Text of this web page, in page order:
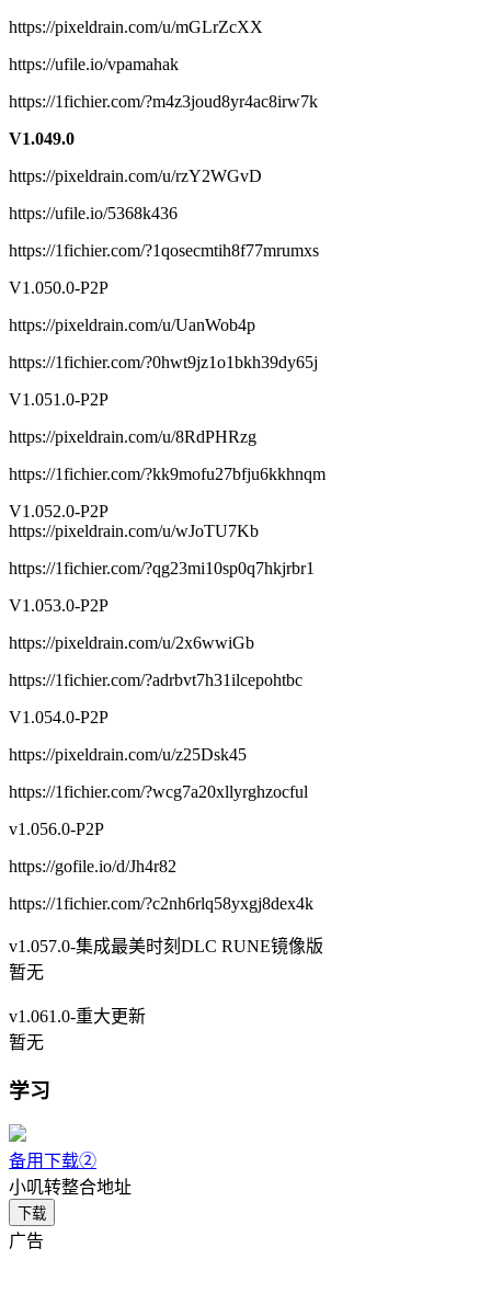
选择。
可即时切换步兵的第三人称/RTS直接控制模式。
式。
真实的装甲车辆，具有准确的装甲布局、还原历史的弹
地雷、磁性雷、障碍物布设、散兵坑修筑、刺刀、烟幕
写实的音效设计和视觉效果。
支持游戏编辑器、模组制作以及创意工坊。
https://pixeldrain.com/u/mGLrZcXX
https://ufile.io/vpamahak
https://1fichier.com/?m4z3joud8yr4ac8irw7k
V1.049.0
https://pixeldrain.com/u/rzY2WGvD
https://ufile.io/5368k436
https://1fichier.com/?1qosecmtih8f77mrumxs
V1.050.0-P2P
https://pixeldrain.com/u/UanWob4p
https://1fichier.com/?0hwt9jz1o1bkh39dy65j
V1.051.0-P2P
https://pixeldrain.com/u/8RdPHRzg
https://1fichier.com/?kk9mofu27bfju6kkhnqm
V1.052.0-P2P
https://pixeldrain.com/u/wJoTU7Kb
https://1fichier.com/?qg23mi10sp0q7hkjrbr1
V1.053.0-P2P
https://pixeldrain.com/u/2x6wwiGb
https://1fichier.com/?adrbvt7h31ilcepohtbc
V1.054.0-P2P
https://pixeldrain.com/u/z25Dsk45
https://1fichier.com/?wcg7a20xllyrghzocful
v1.056.0-P2P
https://gofile.io/d/Jh4r82
https://1fichier.com/?c2nh6rlq58yxgj8dex4k
v1.057.0-集成最美时刻DLC RUNE镜像版
暂无
v1.061.0-重大更新
暂无
学习
备用下载②
小叽转整合地址
下载
广告